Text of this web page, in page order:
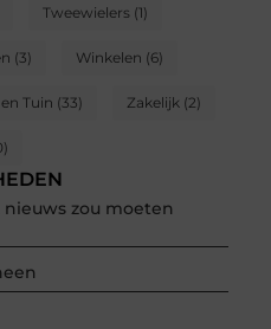
Tweewielers(1)
(3) Winkelen (6)
Tuin (33) Zakelijk (2)
zou moeten